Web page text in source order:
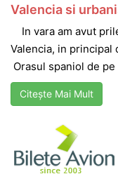
Valencia si
In vara am avut
Valencia, in
Orasul spaniol de
Citește Mai Mult